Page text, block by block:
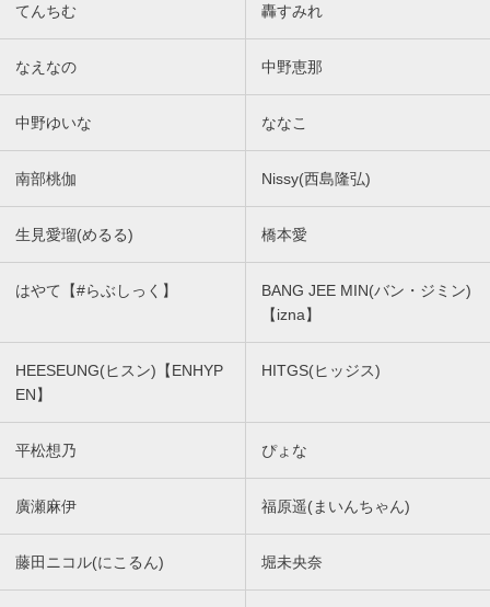
てんちむ 轟すみれ
なえなの 中野恵那
中野ゆいな ななこ
南部桃伽 Nissy(西島隆弘)
生見愛瑠(めるる) 橋本愛
はやて【#らぶしっく】
BANG JEE MIN(バン・ジミン)
【izna】
HEESEUNG(ヒスン)【ENHYP
EN】
HITGS(ヒッジス)
平松想乃 ぴょな
廣瀬麻伊 福原遥(まいんちゃん)
藤田ニコル(にこるん) 堀未央奈